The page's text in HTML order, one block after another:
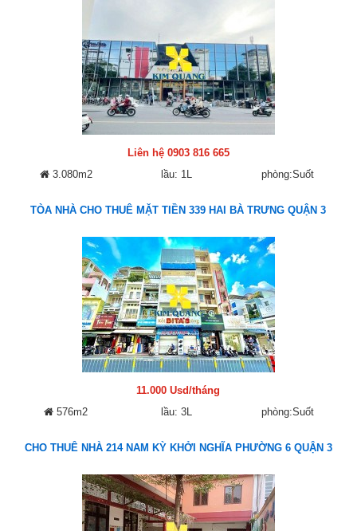
Liên hệ 0903 816 665
3.080m2
lầu: 1L phòng:Suốt
TÒA NHÀ CHO THUÊ MẶT TIỀN 339 HAI BÀ TRƯNG QUẬN 3
11.000 Usd/tháng
576m2
lầu: 3L phòng:Suốt
CHO THUÊ NHÀ 214 NAM KỲ KHỞI NGHĨA PHƯỜNG 6 QUẬN 3